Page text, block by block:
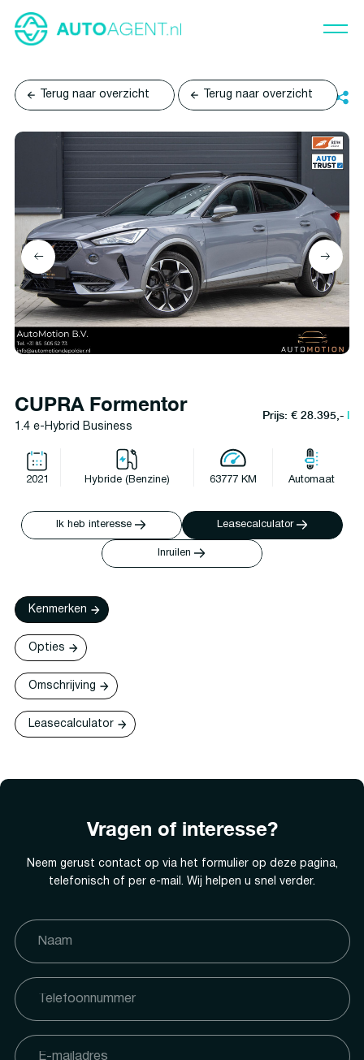
Terug naar overzicht Terug naar overzicht
CUPRA Formentor
1.4 e-Hybrid Business
Prijs: € 28.395,-l
2021 Hybride (Benzine) 63777 KM Automaat
Ik heb interesse Leasecalculator
Inruilen
Kenmerken
Opties
Omschrijving
Leasecalculator
Vragen of interesse?
Neem gerust contact op via het formulier op deze pagina,
telefonisch of per e-mail. Wij helpen u snel verder.